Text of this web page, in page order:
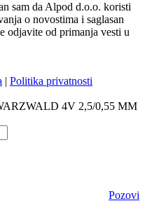
sam da Alpod d.o.o. koristi
o novostima i saglasan
odjavite od primanja vesti u
| Politika privatnosti
Pozovi